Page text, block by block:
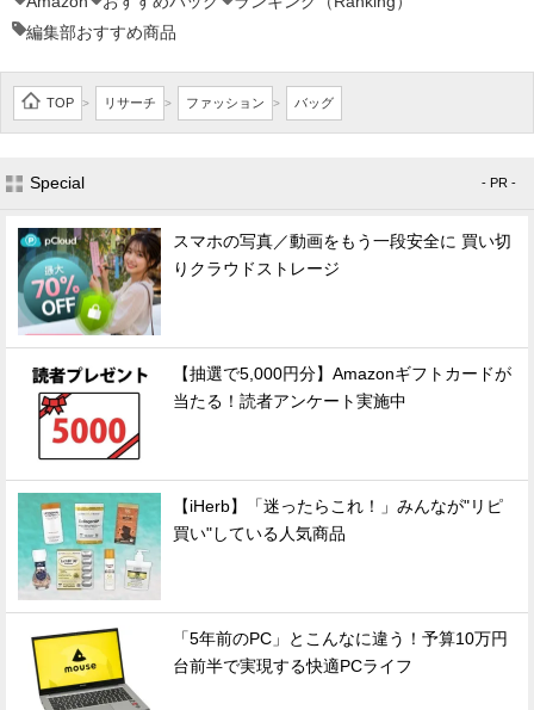
編集部おすすめ商品
TOP > リサーチ > ファッション > バッグ
Special - PR -
スマホの写真／動画をもう一段安全に 買い切
りクラウドストレージ
【抽選で5,000円分】Amazonギフトカードが
当たる！読者アンケート実施中
【iHerb】「迷ったらこれ！」みんなが"リピ
買い"している人気商品
「5年前のPC」とこんなに違う！予算10万円
台前半で実現する快適PCライフ